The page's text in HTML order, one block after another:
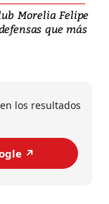
Morelia Felipe
que más
los resultados
↗️